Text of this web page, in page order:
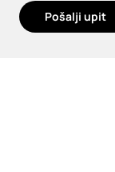
Pošalji upit